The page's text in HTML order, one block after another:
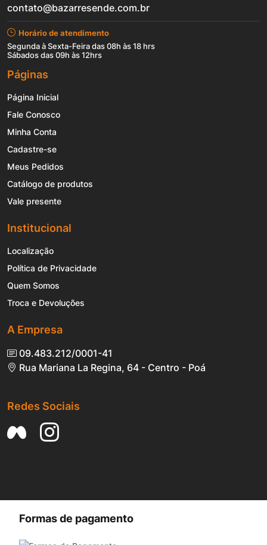
contato@bazarresende.com.br
Horário de atendimento
Segunda à Sexta-Feira das 08h às 18 hrs
Sábados das 09h às 12hrs
Páginas
Página Inicial
Fale Conosco
Minha Conta
Cadastre-se
Meus Pedidos
Catálogo de produtos
Vale presente
Institucional
Localização
Política de Privacidade
Quem Somos
Troca e Devoluções
A Empresa
09.483.212/0001-41
Rua Mariana La Regina, 64 - Centro - Poá
Redes Sociais
Formas de pagamento